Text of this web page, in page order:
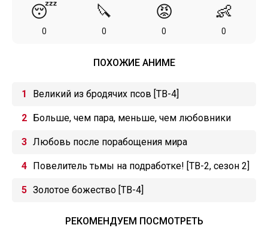
😴
0
🔪
0
😡
0
👶
0
ПОХОЖИЕ АНИМЕ
Великий из бродячих псов [ТВ-4]
Больше, чем пара, меньше, чем любовники
Любовь после порабощения мира
Повелитель тьмы на подработке! [ТВ-2, сезон 2]
Золотое божество [ТВ-4]
РЕКОМЕНДУЕМ ПОСМОТРЕТЬ